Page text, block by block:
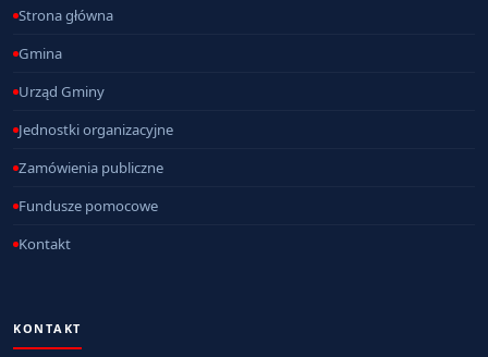
Strona główna
Gmina
Urząd Gminy
Jednostki organizacyjne
Zamówienia publiczne
Fundusze pomocowe
Kontakt
KONTAKT